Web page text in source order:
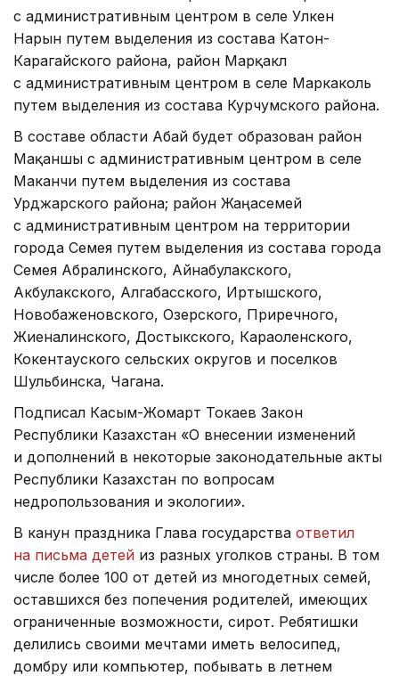
с административным центром в селе Улкен
Нарын путем выделения из состава Катон-
Карагайского района, район Марқакөл
с административным центром в селе Маркаколь
путем выделения из состава Курчумского района.
В составе области Абай будет образован район
Мақаншы с административным центром в селе
Маканчи путем выделения из состава
Урджарского района; район Жаңасемей
с административным центром на территории
города Семея путем выделения из состава города
Семея Абралинского, Айнабулакского,
Акбулакского, Алгабасского, Иртышского,
Новобаженовского, Озерского, Приречного,
Жиеналинского, Достыкского, Караоленского,
Кокентауского сельских округов и поселков
Шульбинска, Чагана.
Подписал Касым-Жомарт Токаев Закон
Республики Казахстан «О внесении изменений
и дополнений в некоторые законодательные акты
Республики Казахстан по вопросам
недропользования и экологии».
В канун праздника Глава государства ответил
на письма детей из разных уголков страны. В том
числе более 100 от детей из многодетных семей,
оставшихся без попечения родителей, имеющих
ограниченные возможности, сирот. Ребятишки
делились своими мечтами иметь велосипед,
домбру или компьютер, побывать в летнем